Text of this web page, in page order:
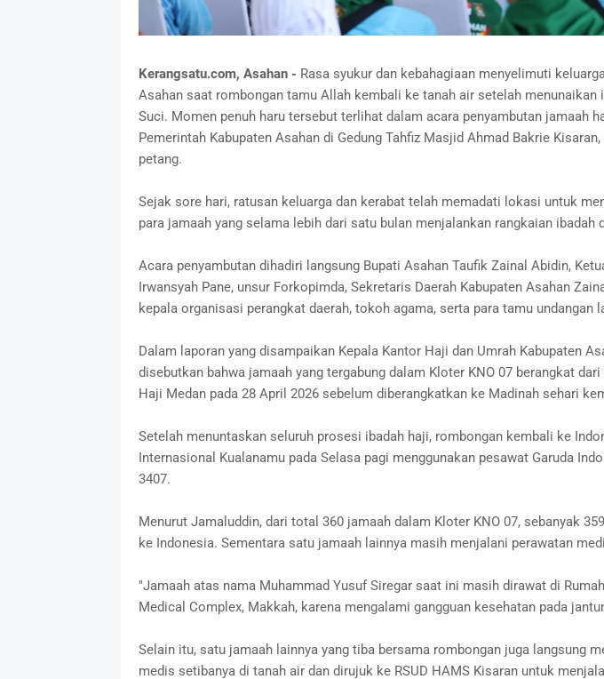
Kerangsatu.com, Asahan - Rasa syukur dan kebahagiaan menyelimuti
Asahan saat rombongan tamu Allah kembali ke tanah air setelah menunaikan
Suci. Momen penuh haru tersebut terlihat dalam acara penyambutan jamaah
Pemerintah Kabupaten Asahan di Gedung Tahfiz Masjid Ahmad Bakrie
petang.
Sejak sore hari, ratusan keluarga dan kerabat telah memadati lokasi untuk
para jamaah yang selama lebih dari satu bulan menjalankan rangkaian ibadah
Acara penyambutan dihadiri langsung Bupati Asahan Taufik Zainal Abidin,
Irwansyah Pane, unsur Forkopimda, Sekretaris Daerah Kabupaten Asahan
kepala organisasi perangkat daerah, tokoh agama, serta para tamu undangan
Dalam laporan yang disampaikan Kepala Kantor Haji dan Umrah Kabupaten
disebutkan bahwa jamaah yang tergabung dalam Kloter KNO 07 berangkat
Haji Medan pada 28 April 2026 sebelum diberangkatkan ke Madinah sehari
Setelah menuntaskan seluruh prosesi ibadah haji, rombongan kembali ke
Internasional Kualanamu pada Selasa pagi menggunakan pesawat Garuda
3407.
Menurut Jamaluddin, dari total 360 jamaah dalam Kloter KNO 07, sebanyak
ke Indonesia. Sementara satu jamaah lainnya masih menjalani perawatan
"Jamaah atas nama Muhammad Yusuf Siregar saat ini masih dirawat di
Medical Complex, Makkah, karena mengalami gangguan kesehatan pada
Selain itu, satu jamaah lainnya yang tiba bersama rombongan juga langsung
medis setibanya di tanah air dan dirujuk ke RSUD HAMS Kisaran untuk